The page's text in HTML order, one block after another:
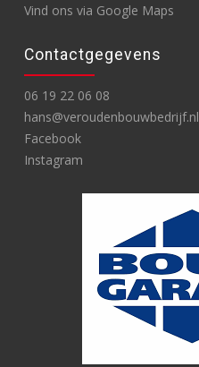
Vind ons via Google Maps
Contactgegevens
06 19 22 06 08
hans@veroudenbouwbedrijf.nl
Facebook
Instagram